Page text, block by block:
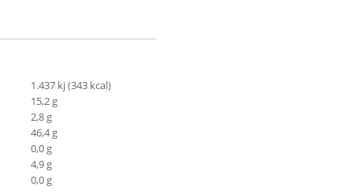
1.437 kj (343 kcal)
15,2 g
2,8 g
46,4 g
0,0 g
4,9 g
0,0 g